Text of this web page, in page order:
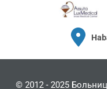
© 2012 - 2025